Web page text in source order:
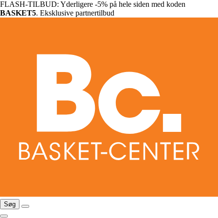
FLASH-TILBUD: Yderligere -5% på hele siden med koden
BASKET5. Eksklusive partnertilbud
Søg